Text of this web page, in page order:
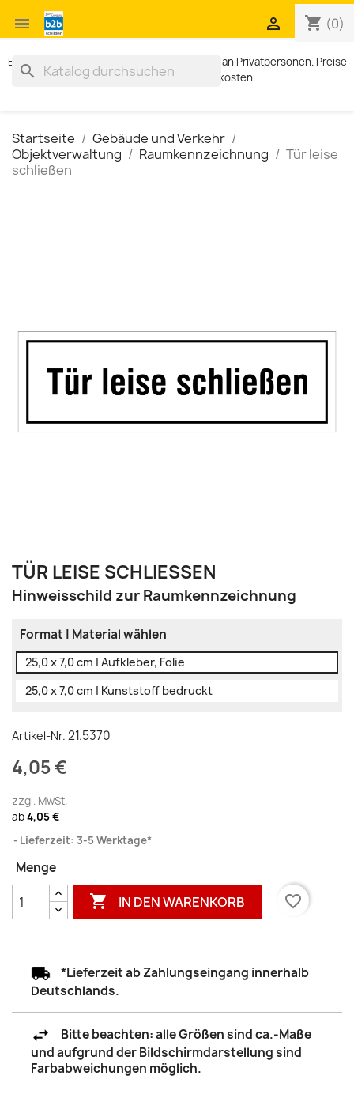
 shopping_cart (0)

Exklusiv für Geschäftskunden. Kein Verkauf an Privatpersonen. Preise
zzgl. MWST und Versandkosten.
search
Startseite
Gebäude und Verkehr
Objektverwaltung
Raumkennzeichnung
Tür leise
schließen
TÜR LEISE SCHLIESSEN
Hinweisschild zur Raumkennzeichnung
Format | Material wählen
25,0 x 7,0 cm | Aufkleber, Folie
25,0 x 7,0 cm | Kunststoff bedruckt
Artikel-Nr. 21.5370
4,05 €
zzgl. MwSt.
ab4,05 €
Lieferzeit: 3-5 Werktage*
Menge
 IN DEN WARENKORB favorite_border
*Lieferzeit ab Zahlungseingang innerhalb
Deutschlands.
Bitte beachten: alle Größen sind ca.-Maße
und aufgrund der Bildschirmdarstellung sind
Farbabweichungen möglich.